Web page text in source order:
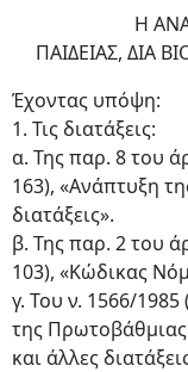
Η
ΠΑΙΔΕΙΑΣ, ΔΙΑ
Έχοντας υπόψη:
1. Τις διατάξεις:
α. Της παρ. 8 του
163), «Ανάπτυξη
διατάξεις».
β. Της παρ. 2 του
103), «Κώδικας
γ. Του ν. 1566/
της
και άλλες